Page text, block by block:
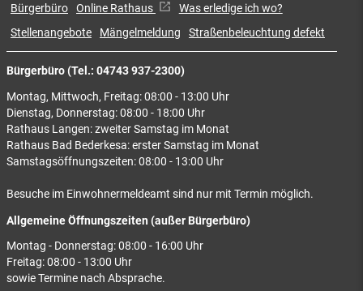
Bürgerbüro (Tel.: 04743 937-2300)
Montag, Mittwoch, Freitag: 08:00 - 13:00 Uhr
Dienstag, Donnerstag: 08:00 - 18:00 Uhr
Rathaus Langen: zweiter Samstag im Monat
Rathaus Bad Bederkesa: erster Samstag im Monat
Samstagsöffnungszeiten: 08:00 - 13:00 Uhr
Besuche im Einwohnermeldeamt sind nur mit Termin möglich.
Allgemeine Öffnungszeiten (außer Bürgerbüro)
Montag - Donnerstag: 08:00 - 16:00 Uhr
Freitag: 08:00 - 13:00 Uhr
sowie Termine nach Absprache.
Bürgerbüro Online Rathaus
Was erledige ich wo?
Stellenangebote
Mängelmeldung Straßenbeleuchtung defekt